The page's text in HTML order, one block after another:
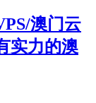
澳门云
实力的澳